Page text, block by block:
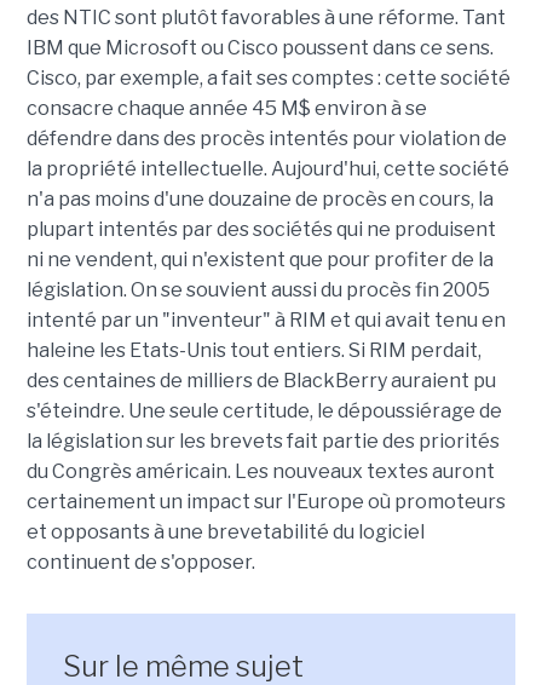
des NTIC sont plutôt favorables à une réforme. Tant
IBM que Microsoft ou Cisco poussent dans ce sens.
Cisco, par exemple, a fait ses comptes : cette société
consacre chaque année 45 M$ environ à se
défendre dans des procès intentés pour violation de
la propriété intellectuelle. Aujourd'hui, cette société
n'a pas moins d'une douzaine de procès en cours, la
plupart intentés par des sociétés qui ne produisent
ni ne vendent, qui n'existent que pour profiter de la
législation. On se souvient aussi du procès fin 2005
intenté par un "inventeur" à RIM et qui avait tenu en
haleine les Etats-Unis tout entiers. Si RIM perdait,
des centaines de milliers de BlackBerry auraient pu
s'éteindre. Une seule certitude, le dépoussiérage de
la législation sur les brevets fait partie des priorités
du Congrès américain. Les nouveaux textes auront
certainement un impact sur l'Europe où promoteurs
et opposants à une brevetabilité du logiciel
continuent de s'opposer.
Sur le même sujet